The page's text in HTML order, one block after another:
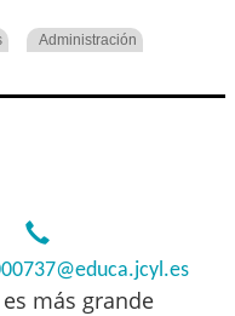
Administración
más grande